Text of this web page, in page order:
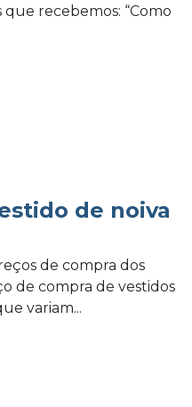
recebemos: “Como
de noiva
de compra dos
de compra de vestidos
variam...